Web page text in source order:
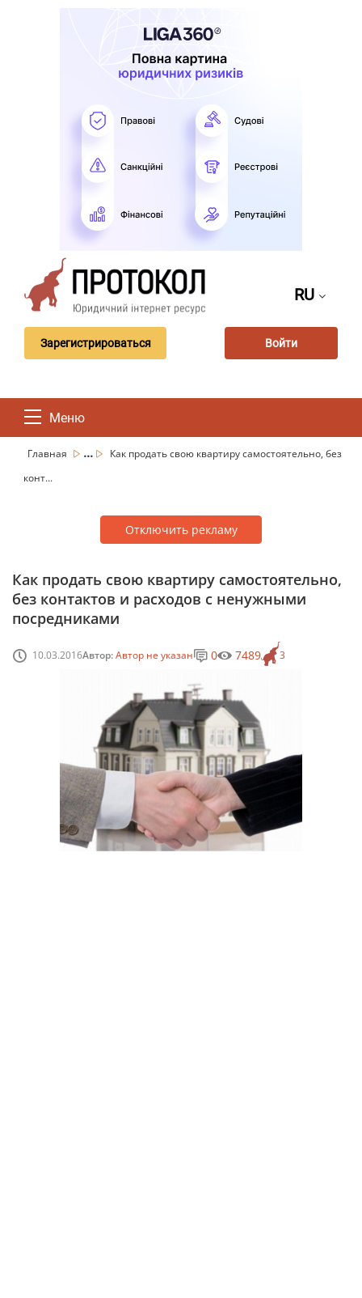
RU
Зарегистрироваться Войти
Меню
Главная ...
Как продать свою квартиру самостоятельно, без
конт...
Отключить рекламу
Как продать свою квартиру самостоятельно,
без контактов и расходов с ненужными
посредниками
10.03.2016Автор:Автор не указан 3
0 7489